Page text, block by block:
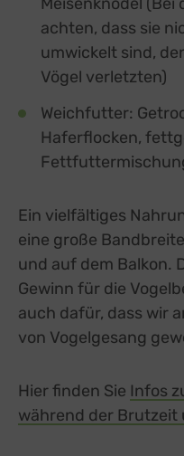
achten, dass sie
umwickelt sind,
Vögel verletzten)
Weichfutter:
Haferflocken,
Ein vielfältiges
eine große
und auf dem Balkon.
Gewinn für die
auch dafür, dass wir
von Vogelgesang
Hier finden Sie Infos
während der Brutzeit
Higher Pixels, USA
Facebook
Meta Platforms Ireland Ltd.,
Google Ireland Limited, Irland
Open Street Map
Typeform
TYPEFORM S.L., Spanien
Vimeo
Vimeo Inc., USA
YouTube
Google Ireland Limited, Irland